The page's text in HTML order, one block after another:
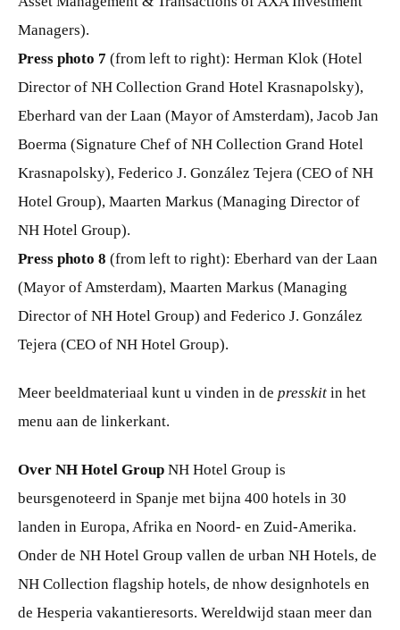
Managers).
Press photo 7 (from left to right): Herman Klok (Hotel
Director of NH Collection Grand Hotel Krasnapolsky),
Eberhard van der Laan (Mayor of Amsterdam), Jacob Jan
Boerma (Signature Chef of NH Collection Grand Hotel
Krasnapolsky), Federico J. González Tejera (CEO of NH
Hotel Group), Maarten Markus (Managing Director of
NH Hotel Group).
Press photo 8 (from left to right): Eberhard van der Laan
(Mayor of Amsterdam), Maarten Markus (Managing
Director of NH Hotel Group) and Federico J. González
Tejera (CEO of NH Hotel Group).
Meer beeldmateriaal kunt u vinden in de presskit in het
menu aan de linkerkant.
Over NH Hotel Group NH Hotel Group is
beursgenoteerd in Spanje met bijna 400 hotels in 30
landen in Europa, Afrika en Noord- en Zuid-Amerika.
Onder de NH Hotel Group vallen de urban NH Hotels, de
NH Collection flagship hotels, de nhow designhotels en
de Hesperia vakantieresorts. Wereldwijd staan meer dan